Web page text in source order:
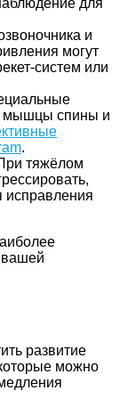
для
и
могут
систем или
мышцы спины и
.
тяжёлом
исправления
вашей
развитие
можно